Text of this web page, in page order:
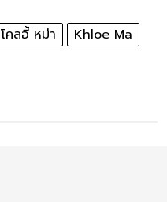
โคลอี้ หม่า
Khloe Ma